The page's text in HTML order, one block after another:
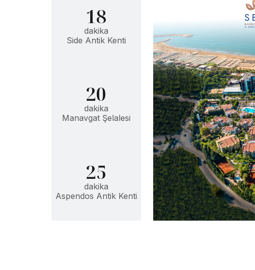
18
dakika
Side Antik Kenti
20
dakika
Manavgat Şelalesi
25
dakika
Aspendos Antik Kenti